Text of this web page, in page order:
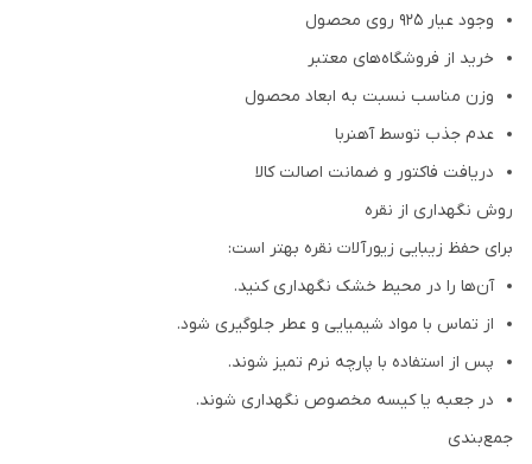
وجود عیار 925 روی محصول
خرید از فروشگاه‌های معتبر
وزن مناسب نسبت به ابعاد محصول
عدم جذب توسط آهنربا
دریافت فاکتور و ضمانت اصالت کالا
روش نگهداری از نقره
برای حفظ زیبایی زیورآلات نقره بهتر است:
آن‌ها را در محیط خشک نگهداری کنید.
از تماس با مواد شیمیایی و عطر جلوگیری شود.
پس از استفاده با پارچه نرم تمیز شوند.
در جعبه یا کیسه مخصوص نگهداری شوند.
جمع‌بندی